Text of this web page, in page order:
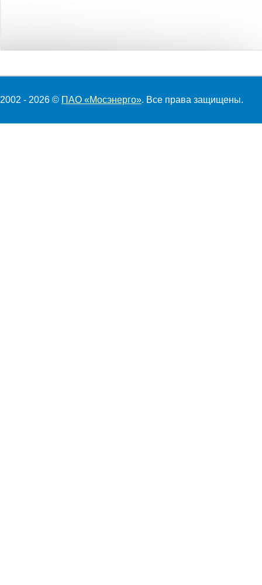
2002 - 2026 © ПАО «Мосэнерго». Все права защищены.